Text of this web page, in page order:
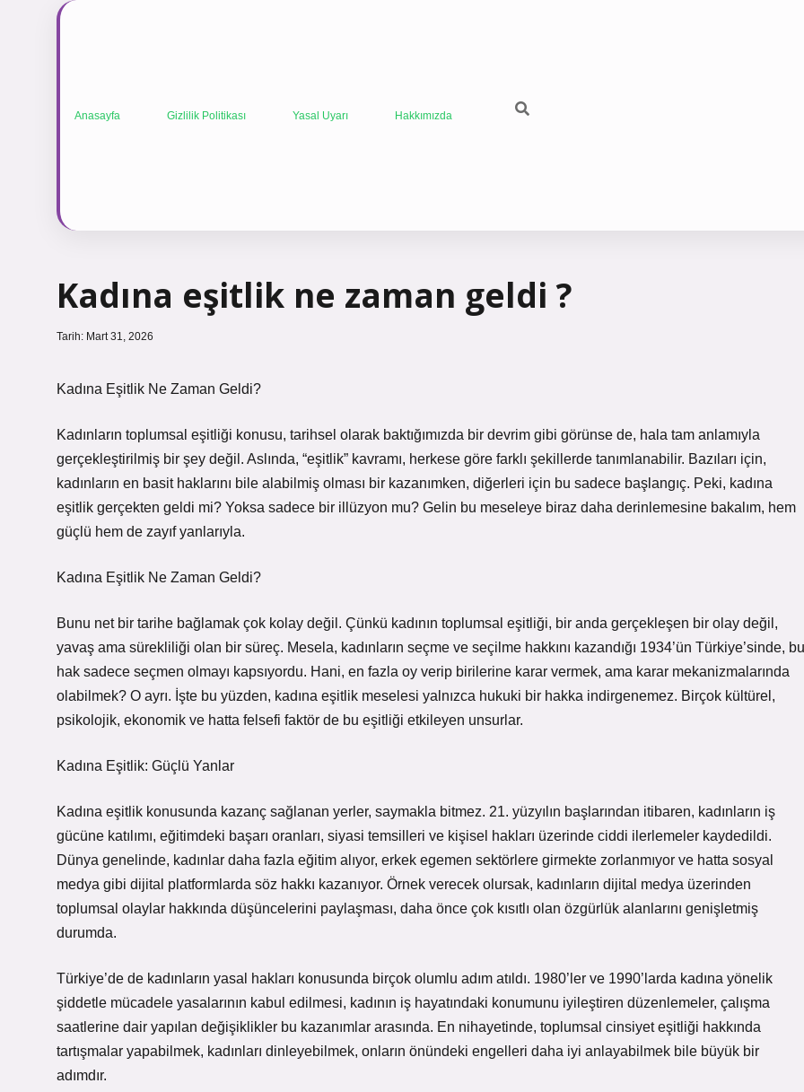
Anasayfa Gizlilik Politikası Yasal Uyarı Hakkımızda
Kadına eşitlik ne zaman geldi ?
Tarih: Mart 31, 2026
Kadına Eşitlik Ne Zaman Geldi?
Kadınların toplumsal eşitliği konusu, tarihsel olarak baktığımızda bir devrim gibi görünse de, hala tam anlamıyla
gerçekleştirilmiş bir şey değil. Aslında, “eşitlik” kavramı, herkese göre farklı şekillerde tanımlanabilir. Bazıları için,
kadınların en basit haklarını bile alabilmiş olması bir kazanımken, diğerleri için bu sadece başlangıç. Peki, kadına
eşitlik gerçekten geldi mi? Yoksa sadece bir illüzyon mu? Gelin bu meseleye biraz daha derinlemesine bakalım, hem
güçlü hem de zayıf yanlarıyla.
Kadına Eşitlik Ne Zaman Geldi?
Bunu net bir tarihe bağlamak çok kolay değil. Çünkü kadının toplumsal eşitliği, bir anda gerçekleşen bir olay değil,
yavaş ama sürekliliği olan bir süreç. Mesela, kadınların seçme ve seçilme hakkını kazandığı 1934’ün Türkiye’sinde, bu
hak sadece seçmen olmayı kapsıyordu. Hani, en fazla oy verip birilerine karar vermek, ama karar mekanizmalarında
olabilmek? O ayrı. İşte bu yüzden, kadına eşitlik meselesi yalnızca hukuki bir hakka indirgenemez. Birçok kültürel,
psikolojik, ekonomik ve hatta felsefi faktör de bu eşitliği etkileyen unsurlar.
Kadına Eşitlik: Güçlü Yanlar
Kadına eşitlik konusunda kazanç sağlanan yerler, saymakla bitmez. 21. yüzyılın başlarından itibaren, kadınların iş
gücüne katılımı, eğitimdeki başarı oranları, siyasi temsilleri ve kişisel hakları üzerinde ciddi ilerlemeler kaydedildi.
Dünya genelinde, kadınlar daha fazla eğitim alıyor, erkek egemen sektörlere girmekte zorlanmıyor ve hatta sosyal
medya gibi dijital platformlarda söz hakkı kazanıyor. Örnek verecek olursak, kadınların dijital medya üzerinden
toplumsal olaylar hakkında düşüncelerini paylaşması, daha önce çok kısıtlı olan özgürlük alanlarını genişletmiş
durumda.
Türkiye’de de kadınların yasal hakları konusunda birçok olumlu adım atıldı. 1980’ler ve 1990’larda kadına yönelik
şiddetle mücadele yasalarının kabul edilmesi, kadının iş hayatındaki konumunu iyileştiren düzenlemeler, çalışma
saatlerine dair yapılan değişiklikler bu kazanımlar arasında. En nihayetinde, toplumsal cinsiyet eşitliği hakkında
tartışmalar yapabilmek, kadınları dinleyebilmek, onların önündeki engelleri daha iyi anlayabilmek bile büyük bir
adımdır.